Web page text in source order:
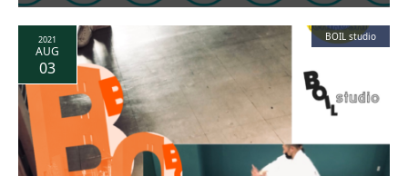
2021
AUG
03
BOIL studio